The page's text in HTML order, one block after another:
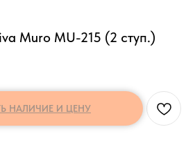
Muro MU-215 (2 ступ.)
НАЛИЧИЕ И ЦЕНУ